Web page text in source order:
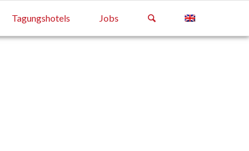
Tagungshotels Jobs